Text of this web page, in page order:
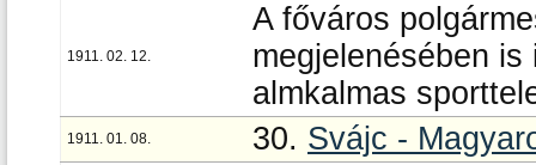
1911. 02. 12.
A főváros
megjelenésében
almkalmas
1911. 01. 08. 30. Svájc -